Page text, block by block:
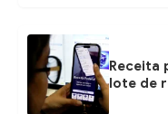
Receita
lote de